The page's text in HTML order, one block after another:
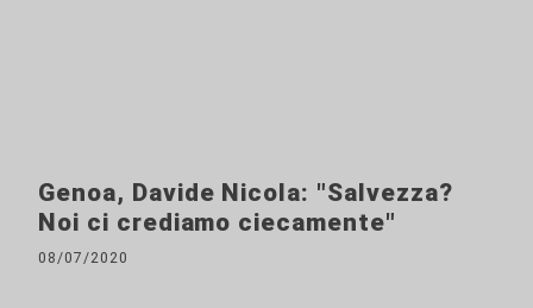
Genoa, Davide Nicola: "Salvezza?
Noi ci crediamo ciecamente"
08/07/2020